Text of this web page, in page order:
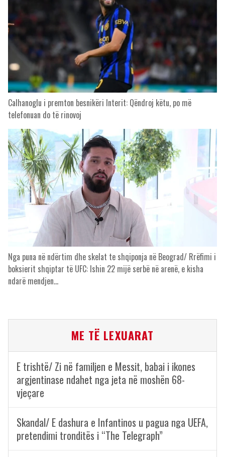
Calhanoglu i premton besnikëri Interit: Qëndroj këtu, po më
telefonuan do të rinovoj
Nga puna në ndërtim dhe skelat te shqiponja në Beograd/ Rrëfimi i
boksierit shqiptar të UFC: Ishin 22 mijë serbë në arenë, e kisha
ndarë mendjen…
ME TË LEXUARAT
E trishtë/ Zi në familjen e Messit, babai i ikones
argjentinase ndahet nga jeta në moshën 68-
vjeçare
Skandal/ E dashura e Infantinos u pagua nga UEFA,
pretendimi tronditës i “The Telegraph”